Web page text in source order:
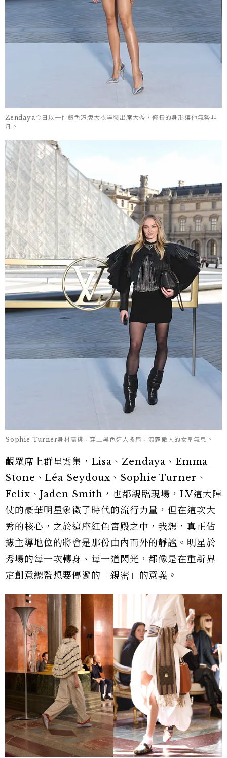
Zendaya今日以一件銀色短版大衣洋裝出席大秀，修長的身形讓他氣勢非
凡。
Sophie Turner身材高挑，穿上黑色造人披肩，流露傲人的女皇氣息。
觀眾席上群星雲集，Lisa、Zendaya、Emma
Stone、Léa Seydoux、Sophie Turner、
Felix、Jaden Smith，也都親臨現場，LV這大陣
仗的豪華明星象徵了時代的流行力量，但在這次大
秀的核心，之於這座紅色宮殿之中，我想，真正佔
據主導地位的將會是那份由內而外的靜謐。明星於
秀場的每一次轉身、每一道閃光，都像是在重新界
定創意總監想要傳遞的「親密」的意義。